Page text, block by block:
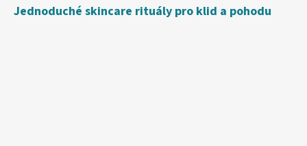
Jednoduché skincare rituály pro klid a pohodu